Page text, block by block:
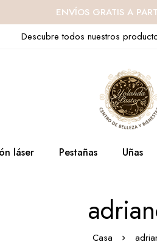
ENVÍOS GRATIS A
Descubre todos nuestros
láser Pestañas Uñas
Casa